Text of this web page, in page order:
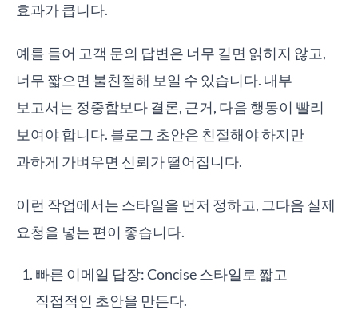
효과가 큽니다.
예를 들어 고객 문의 답변은 너무 길면 읽히지 않고,
너무 짧으면 불친절해 보일 수 있습니다. 내부
보고서는 정중함보다 결론, 근거, 다음 행동이 빨리
보여야 합니다. 블로그 초안은 친절해야 하지만
과하게 가벼우면 신뢰가 떨어집니다.
이런 작업에서는 스타일을 먼저 정하고, 그다음 실제
요청을 넣는 편이 좋습니다.
빠른 이메일 답장: Concise 스타일로 짧고
직접적인 초안을 만든다.